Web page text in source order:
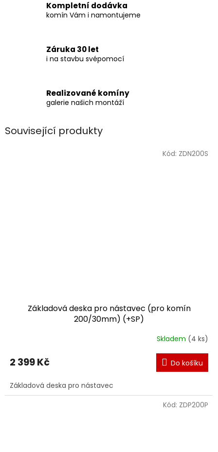
Kompletní dodávka
komín Vám i namontujeme
Záruka 30 let
i na stavbu svépomocí
Realizované komíny
galerie našich montáží
Související produkty
Základová deska pro nástavec (pro komín
200/30mm) (+SP)
Skladem (4 ks)
2 399 Kč Do košíku
Základová deska pro nástavec
Kód: ZDN200S
Kód: ZDP200P